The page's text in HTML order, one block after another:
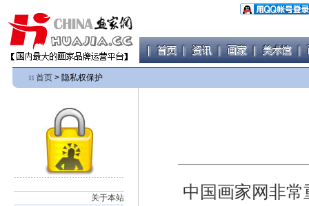
首页 > 隐私权保护
关于本站
中国画家网非